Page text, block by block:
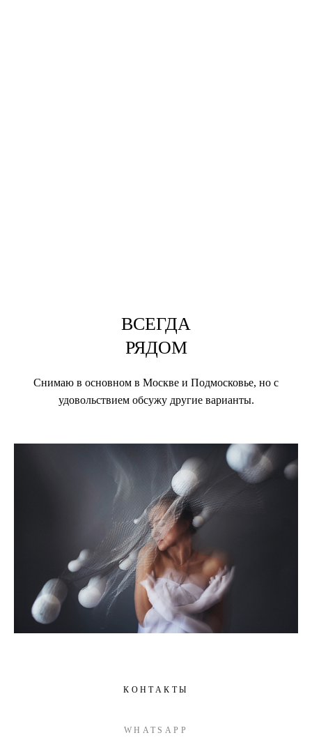
ВСЕГДА
РЯДОМ
Снимаю в основном в Москве и Подмосковье, но с
удовольствием обсужу другие варианты.
КОНТАКТЫ
WHATSAPP